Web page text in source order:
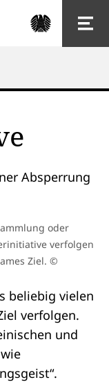
oder
verfolgen
Ziel. ©
beliebig vielen
verfolgen.
und